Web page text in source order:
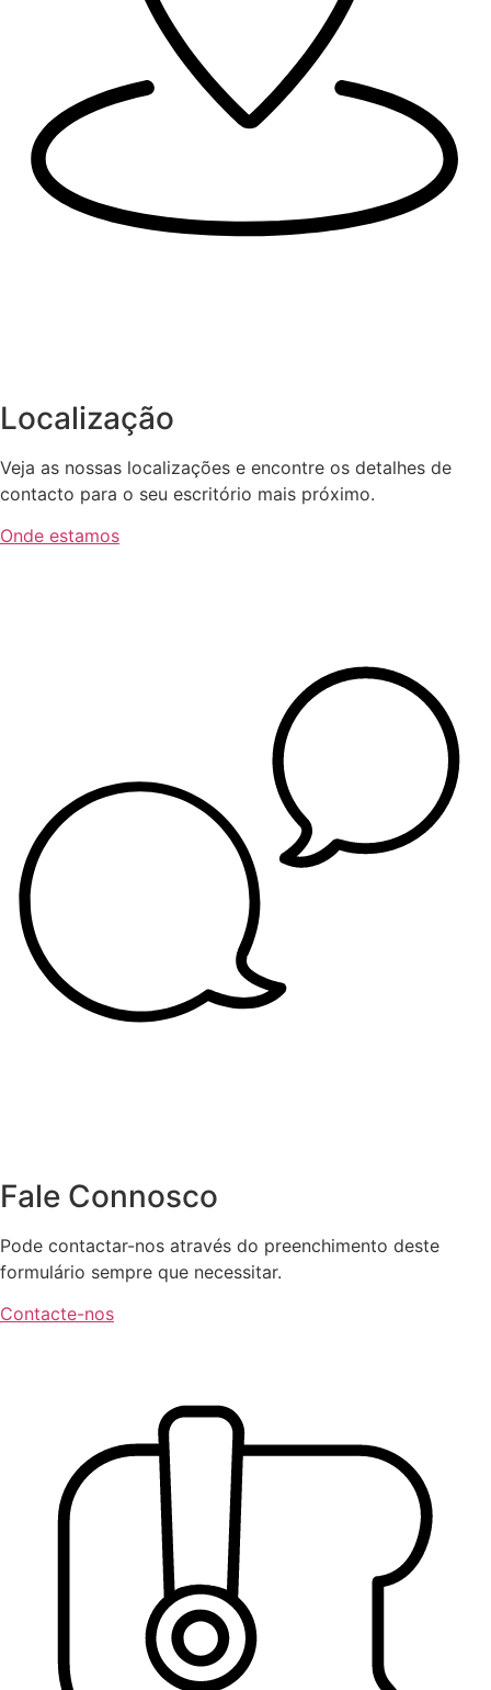
Localização
Veja as nossas localizações e encontre os detalhes de
contacto para o seu escritório mais próximo.
Onde estamos
Fale Connosco
Pode contactar-nos através do preenchimento deste
formulário sempre que necessitar.
Contacte-nos